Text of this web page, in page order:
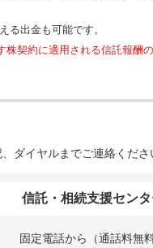
る出金も可能です。
契約に適用される信託報酬
ダイヤルまでご連絡くださ
信託・相続支援セン
固定電話から（通話料無料